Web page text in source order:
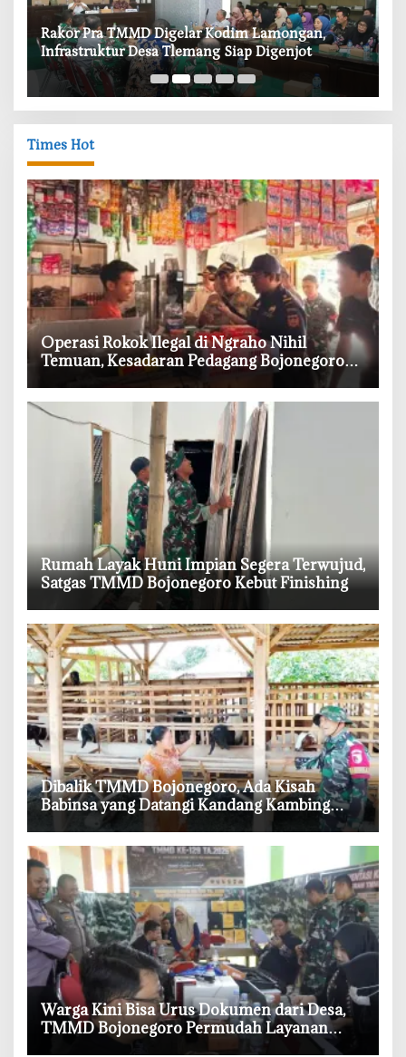
‎Rakor Pra TMMD Digelar Kodim Lamongan,
Infrastruktur Desa Tlemang Siap Digenjot
Times Hot
‎Operasi Rokok Ilegal di Ngraho Nihil
Temuan, Kesadaran Pedagang Bojonegoro
‎Rumah Layak Huni Impian Segera Terwujud,
Satgas TMMD Bojonegoro Kebut Finishing
‎Dibalik TMMD Bojonegoro, Ada Kisah
Babinsa yang Datangi Kandang Kambing
Demi Dengar Keluh Warga
‎Warga Kini Bisa Urus Dokumen dari Desa,
TMMD Bojonegoro Permudah Layanan
Adminduk